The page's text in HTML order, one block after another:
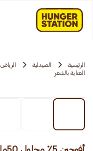
الرئيسية الصيدلية الرياض
العناية بالشعر